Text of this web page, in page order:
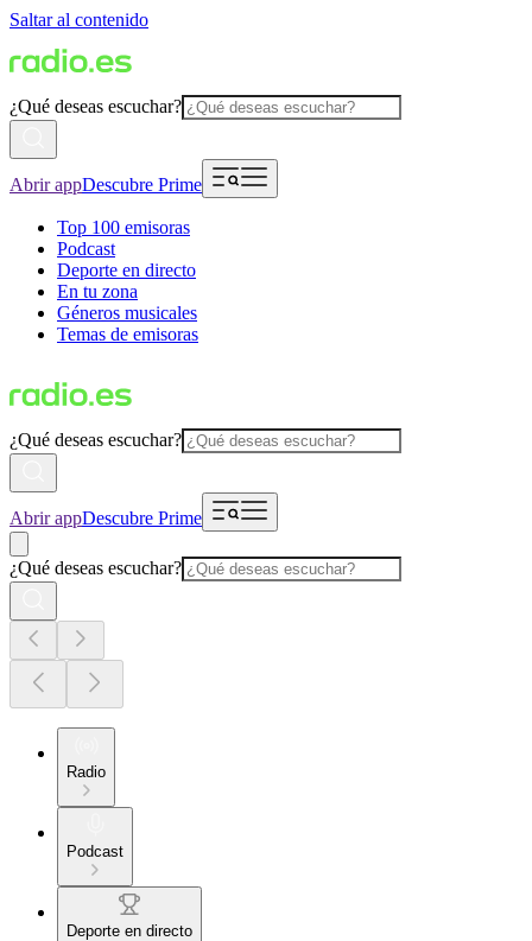
Saltar al contenido
¿Qué deseas escuchar?
Abrir appDescubre Prime
Top 100 emisoras
Podcast
Deporte en directo
En tu zona
Géneros musicales
Temas de emisoras
¿Qué deseas escuchar?
Abrir appDescubre Prime
¿Qué deseas escuchar?
Radio
Podcast
Deporte en directo